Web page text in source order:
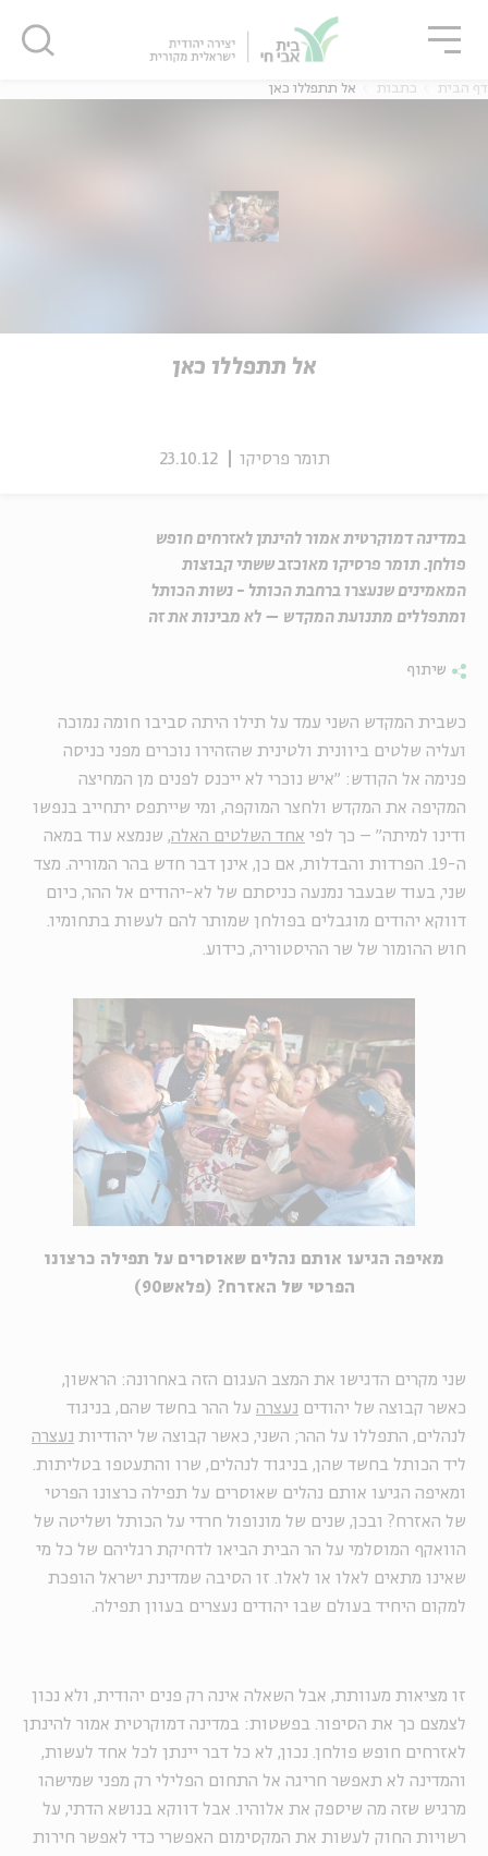
אנגלית
דף הבית כתבות אל תתפללו כאן
אל תתפללו כאן
תומר פרסיקו 23.10.12
במדינה דמוקרטית אמור להינתן לאזרחים חופש
פולחן. תומר פרסיקו מאוכזב ששתי קבוצות
המאמינים שנעצרו ברחבת הכותל - נשות הכותל
ומתפללים מתנועת המקדש – לא מבינות את זה
שיתוף
כשבית המקדש השני עמד על תילו היתה סביבו חומה נמוכה
ועליה שלטים ביוונית ולטינית שהזהירו נוכרים מפני כניסה
פנימה אל הקודש: "איש נוכרי לא ייכנס לפנים מן המחיצה
המקיפה את המקדש ולחצר המוקפה, ומי שייתפס יתחייב בנפשו
ודינו למיתה" – כך לפי אחד השלטים האלה, שנמצא עוד במאה
ה-19. הפרדות והבדלות, אם כן, אינן דבר חדש בהר המוריה. מצד
שני, בעוד שבעבר נמנעה כניסתם של לא-יהודים אל ההר, כיום
דווקא יהודים מוגבלים בפולחן שמותר להם לעשות בתחומיו.
חוש ההומור של שר ההיסטוריה, כידוע.
מאיפה הגיעו אותם נהלים שאוסרים על תפילה כרצונו
הפרטי של האזרח? (פלאש90)
שני מקרים הדגישו את המצב העגום הזה באחרונה: הראשון,
כאשר קבוצה של יהודים נעצרה על ההר בחשד שהם, בניגוד
לנהלים, התפללו על ההר; השני, כאשר קבוצה של יהודיות נעצרה
ליד הכותל בחשד שהן, בניגוד לנהלים, שרו והתעטפו בטליתות.
ומאיפה הגיעו אותם נהלים שאוסרים על תפילה כרצונו הפרטי
של האזרח? ובכן, שנים של מונופול חרדי על הכותל ושליטה של
הוואקף המוסלמי על הר הבית הביאו לדחיקת רגליהם של כל מי
שאינו מתאים לאלו או לאלו. זו הסיבה שמדינת ישראל הופכת
למקום היחיד בעולם שבו יהודים נעצרים בעוון תפילה.
זו מציאות מעוותת, אבל השאלה אינה רק פנים יהודית, ולא נכון
לצמצם כך את הסיפור. בפשטות: במדינה דמוקרטית אמור להינתן
לאזרחים חופש פולחן. נכון, לא כל דבר יינתן לכל אחד לעשות,
והמדינה לא תאפשר חריגה אל התחום הפלילי רק מפני שמישהו
מרגיש שזה מה שיספק את אלוהיו. אבל דווקא בנושא הדתי, על
רשויות החוק לעשות את המקסימום האפשרי כדי לאפשר חירות
סגור